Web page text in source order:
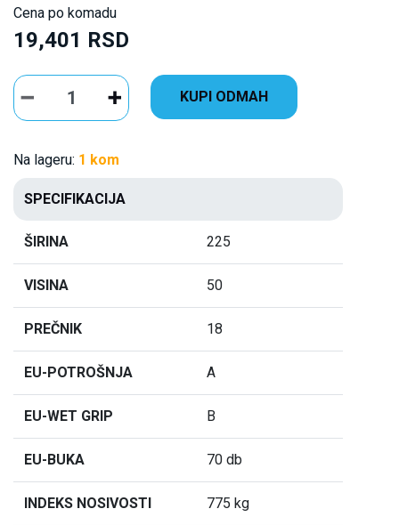
Cena po komadu
19,401 RSD
KUPI ODMAH
Na lageru: 1 kom
SPECIFIKACIJA
ŠIRINA 225
VISINA 50
PREČNIK 18
EU-POTROŠNJA A
EU-WET GRIP B
EU-BUKA 70 db
INDEKS NOSIVOSTI 775 kg